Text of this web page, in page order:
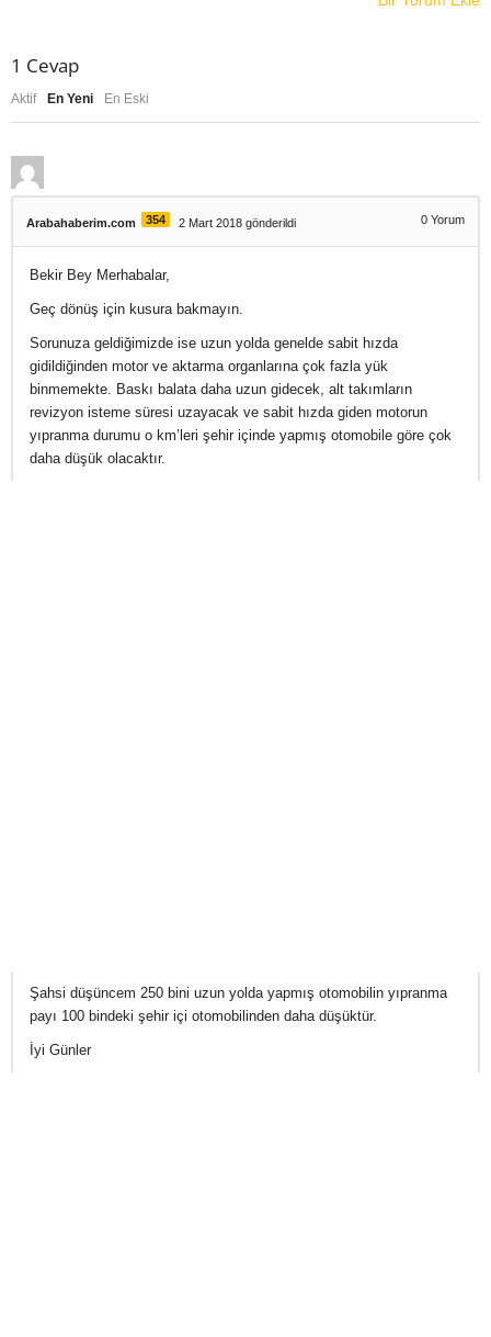
1 Cevap
Aktif En Yeni En Eski
Arabahaberim.com 354 2 Mart 2018 gönderildi 0 Yorum
Bekir Bey Merhabalar,
Geç dönüş için kusura bakmayın.
Sorunuza geldiğimizde ise uzun yolda genelde sabit hızda
gidildiğinden motor ve aktarma organlarına çok fazla yük
binmemekte. Baskı balata daha uzun gidecek, alt takımların
revizyon isteme süresi uzayacak ve sabit hızda giden motorun
yıpranma durumu o km’leri şehir içinde yapmış otomobile göre çok
daha düşük olacaktır.
Şahsi düşüncem 250 bini uzun yolda yapmış otomobilin yıpranma
payı 100 bindeki şehir içi otomobilinden daha düşüktür.
İyi Günler